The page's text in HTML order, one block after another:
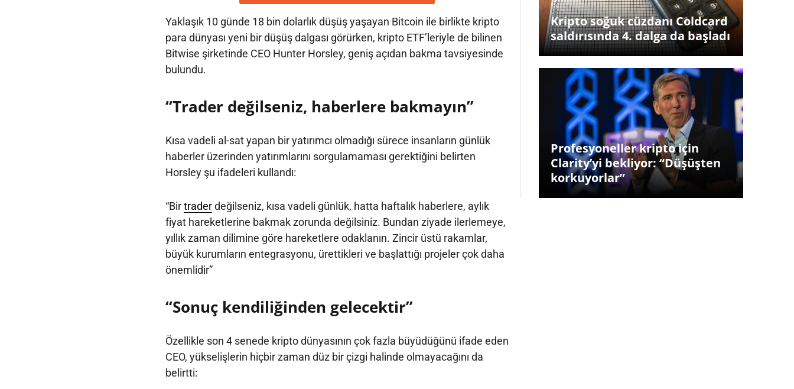
Yaklaşık 10 günde 18 bin dolarlık düşüş yaşayan Bitcoin ile birlikte kripto
para dünyası yeni bir düşüş dalgası görürken, kripto ETF’leriyle de bilinen
Bitwise şirketinde CEO Hunter Horsley, geniş açıdan bakma tavsiyesinde
bulundu.
“Trader değilseniz, haberlere bakmayın”
Kısa vadeli al-sat yapan bir yatırımcı olmadığı sürece insanların günlük
haberler üzerinden yatırımlarını sorgulamaması gerektiğini belirten
Horsley şu ifadeleri kullandı:
“Birtraderdeğilseniz, kısa vadeli günlük, hatta haftalık haberlere, aylık
fiyat hareketlerine bakmak zorunda değilsiniz. Bundan ziyade ilerlemeye,
yıllık zaman dilimine göre hareketlere odaklanın. Zincir üstü rakamlar,
büyük kurumların entegrasyonu, ürettikleri ve başlattığı projeler çok daha
önemlidir”
“Sonuç kendiliğinden gelecektir”
Özellikle son 4 senede kripto dünyasının çok fazla büyüdüğünü ifade eden
CEO, yükselişlerin hiçbir zaman düz bir çizgi halinde olmayacağını da
belirtti:
Kripto soğuk cüzdanı Coldcard
saldırısında 4. dalga da başladı
Profesyoneller kripto için
Clarity’yi bekliyor: “Düşüşten
korkuyorlar”